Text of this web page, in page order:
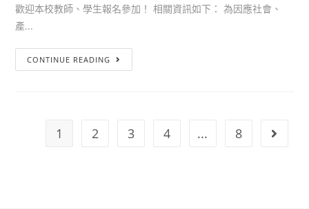
歡迎本校教師、學生報名參加！ 相關資訊如下： 為因應社會、
產...
CONTINUE READING
1 2 3 4 ... 8